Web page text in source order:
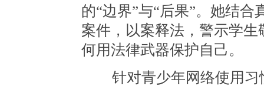
的“边界”与“后果”。她结
案件，以案释法，警示学
何用法律武器保护自己。
针对青少年网络使用习